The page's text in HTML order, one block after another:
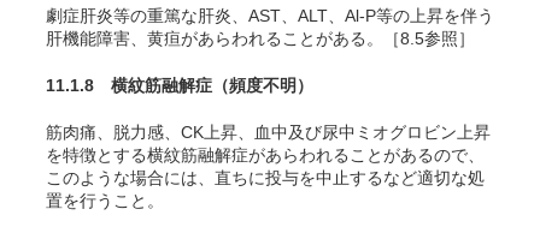
劇症肝炎等の重篤な肝炎、AST、ALT、Al-P等の上昇を伴う
肝機能障害、黄疸があらわれることがある。［8.5参照］
11.1.8 横紋筋融解症 （頻度不明）
筋肉痛、脱力感、CK上昇、血中及び尿中ミオグロビン上昇
を特徴とする横紋筋融解症があらわれることがあるので、
このような場合には、直ちに投与を中止するなど適切な処
置を行うこと。